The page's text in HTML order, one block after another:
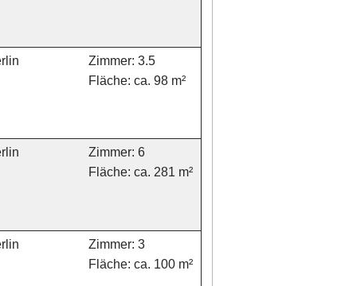
Zimmer: 3.5
Fläche: ca. 98 m²
Zimmer: 6
Fläche: ca. 281 m²
Zimmer: 3
Fläche: ca. 100 m²